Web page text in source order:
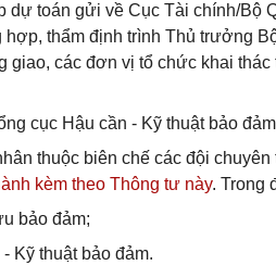
dự toán gửi về Cục Tài chính/Bộ
thẩm định trình Thủ trưởng
các đơn vị tổ chức khai thác
cục Hậu cần - Kỹ thuật bảo
thuộc biên chế các đội chuyên
kèm theo Thông tư này. Trong
bảo đảm;
Kỹ thuật bảo đảm.